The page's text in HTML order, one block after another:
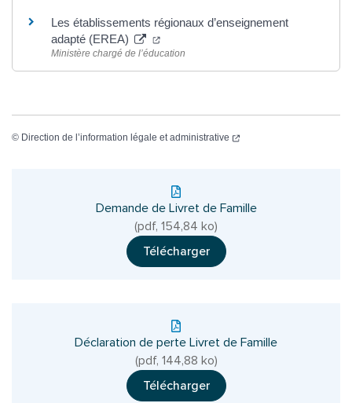
Les établissements régionaux d’enseignement
adapté (EREA)
(ouverture dans un nouvel onglet)
Ministère chargé de l’éducation
© Direction de l’information légale et administrative (ouverture dans un
Demande de Livret de Famille
(pdf, 154,84 ko)
Télécharger
Déclaration de perte Livret de Famille
(pdf, 144,88 ko)
Télécharger